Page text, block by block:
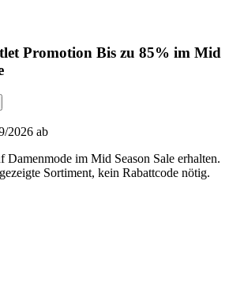
Promotion Bis zu 85% im Mid
2026 ab
Damenmode im Mid Season Sale erhalten.
Sortiment, kein Rabattcode nötig.